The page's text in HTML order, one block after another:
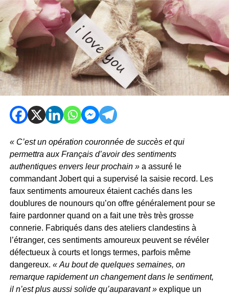
« C’est un opération couronnée de succès et qui
permettra aux Français d’avoir des sentiments
authentiques envers leur prochain » a assuré le
commandant Jobert qui a supervisé la saisie record. Les
faux sentiments amoureux étaient cachés dans les
doublures de nounours qu’on offre généralement pour se
faire pardonner quand on a fait une très très grosse
connerie. Fabriqués dans des ateliers clandestins à
l’étranger, ces sentiments amoureux peuvent se révéler
défectueux à courts et longs termes, parfois même
dangereux. « Au bout de quelques semaines, on
remarque rapidement un changement dans le sentiment,
il n’est plus aussi solide qu’auparavant » explique un